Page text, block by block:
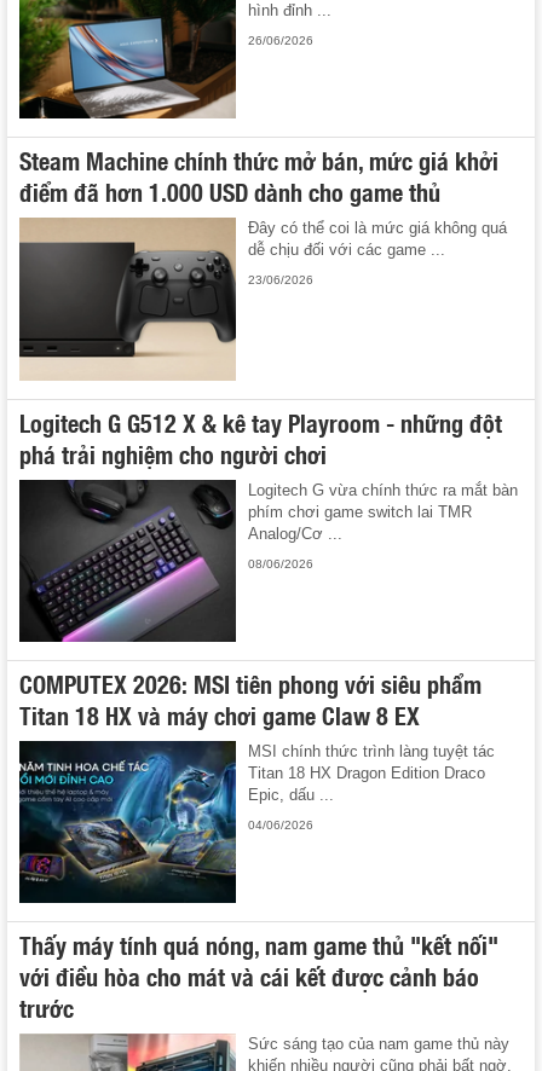
hình đỉnh ...
26/06/2026
Steam Machine chính thức mở bán, mức giá khởi
điểm đã hơn 1.000 USD dành cho game thủ
Đây có thể coi là mức giá không quá
dễ chịu đối với các game ...
23/06/2026
Logitech G G512 X & kê tay Playroom - những đột
phá trải nghiệm cho người chơi
Logitech G vừa chính thức ra mắt bàn
phím chơi game switch lai TMR
Analog/Cơ ...
08/06/2026
COMPUTEX 2026: MSI tiên phong với siêu phẩm
Titan 18 HX và máy chơi game Claw 8 EX
MSI chính thức trình làng tuyệt tác
Titan 18 HX Dragon Edition Draco
Epic, dấu ...
04/06/2026
Thấy máy tính quá nóng, nam game thủ "kết nối"
với điều hòa cho mát và cái kết được cảnh báo
trước
Sức sáng tạo của nam game thủ này
khiến nhiều người cũng phải bất ngờ.